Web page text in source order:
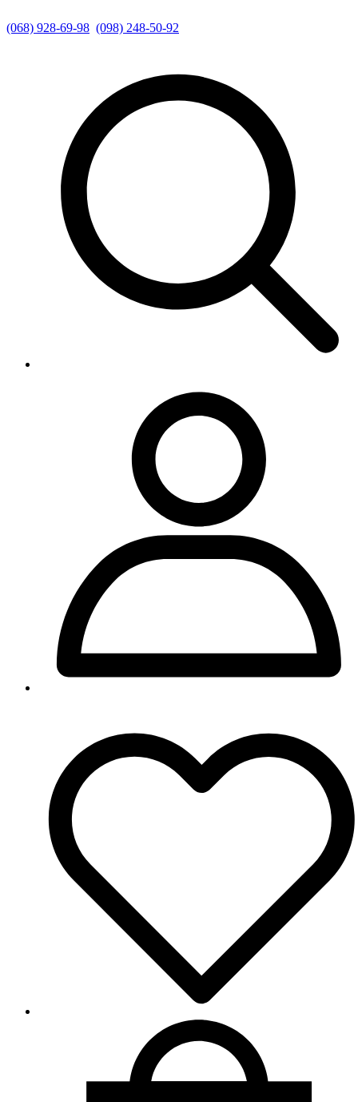
(068) 928-69-98 (098) 248-50-92